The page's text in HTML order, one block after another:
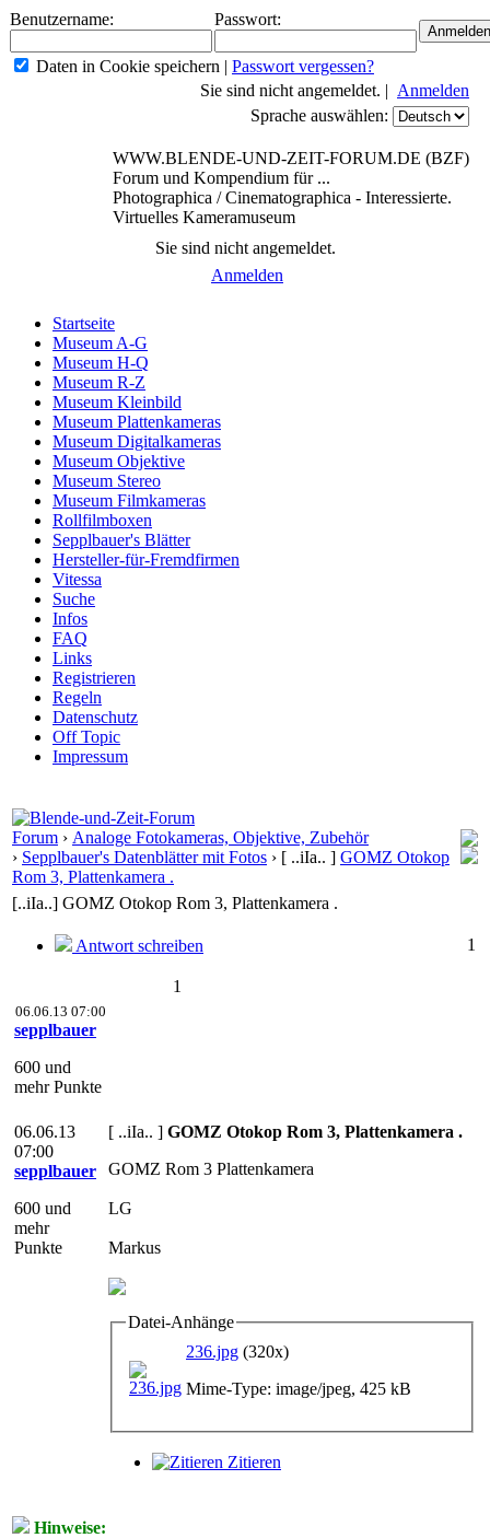
Benutzername: Passwort:
Daten in Cookie speichern | Passwort vergessen?
Sie sind nicht angemeldet. | Anmelden
Sprache auswählen:
WWW.BLENDE-UND-ZEIT-FORUM.DE (BZF)
Forum und Kompendium für ...
Photographica / Cinematographica - Interessierte.
Virtuelles Kameramuseum
Sie sind nicht angemeldet.
Anmelden
Startseite
Museum A-G
Museum H-Q
Museum R-Z
Museum Kleinbild
Museum Plattenkameras
Museum Digitalkameras
Museum Objektive
Museum Stereo
Museum Filmkameras
Rollfilmboxen
Sepplbauer's Blätter
Hersteller-für-Fremdfirmen
Vitessa
Suche
Infos
FAQ
Links
Registrieren
Regeln
Datenschutz
Off Topic
Impressum
Forum › Analoge Fotokameras, Objektive, Zubehör
› Sepplbauer's Datenblätter mit Fotos › [ ..iIa.. ] GOMZ Otokop
Rom 3, Plattenkamera .
[..iIa..] GOMZ Otokop Rom 3, Plattenkamera .
Antwort schreiben 1
1
06.06.13 07:00
sepplbauer
600 und
mehr Punkte
06.06.13
07:00
sepplbauer
600 und
mehr
Punkte
[ ..iIa.. ] GOMZ Otokop Rom 3, Plattenkamera .
GOMZ Rom 3 Plattenkamera
LG
Markus
Datei-Anhänge
236.jpg (320x)
Mime-Type: image/jpeg, 425 kB
Zitieren
Hinweise: